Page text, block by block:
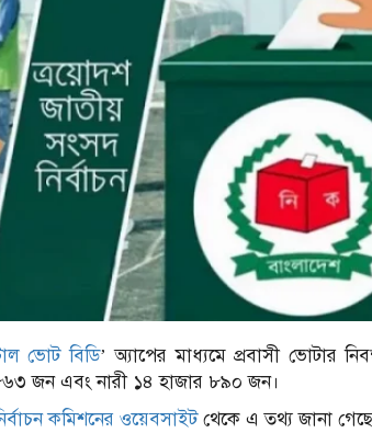
ভোট বিডি’ অ্যাপের মাধ্যমে প্রবাসী ভোটার
জন এবং নারী ১৪ হাজার ৮৯০ জন।
কমিশনের ওয়েবসাইটথেকে এ তথ্য জানা